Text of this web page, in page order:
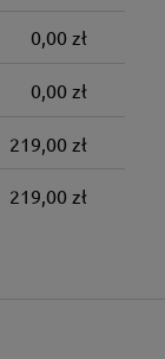
0,00 zł
0,00 zł
219,00 zł
219,00 zł